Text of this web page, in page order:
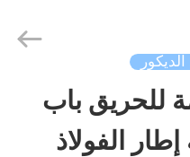
للحريق باب
إطار الفولاذ